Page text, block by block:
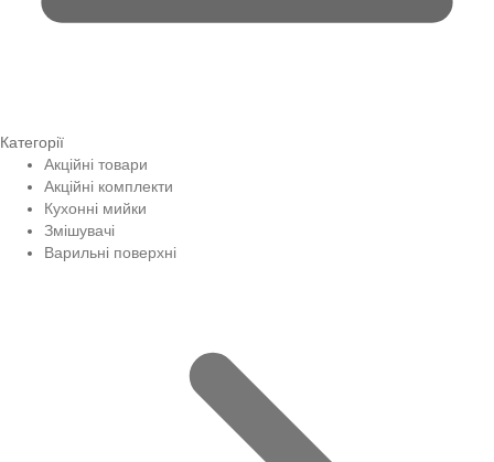
Категорії
Акційні товари
Акційні комплекти
Кухонні мийки
Змішувачі
Варильні поверхні